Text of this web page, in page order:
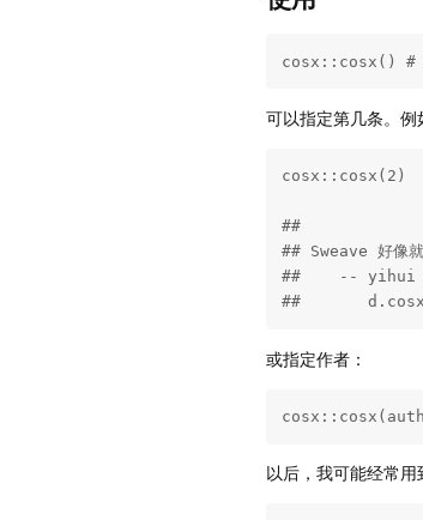
cosx::cosx() #
可以指定第几条。例
cosx::cosx(2)
##
## Sweave 好像就
##    -- yihui
##
或指定作者：
以后，我可能经常用